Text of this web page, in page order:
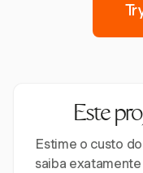
Este
Estime o custo
saiba